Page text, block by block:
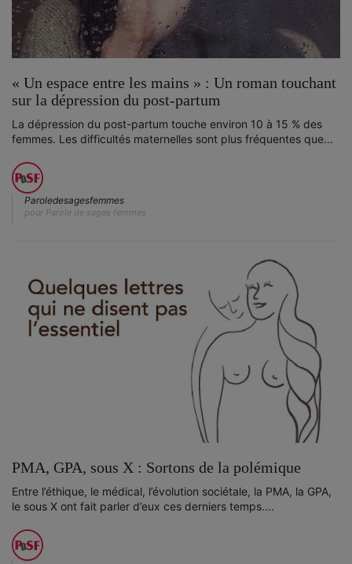
« Un espace entre les mains » : Un roman touchant
sur la dépression du post-partum
La dépression du post-partum touche environ 10 à 15 % des
femmes. Les difficultés maternelles sont plus fréquentes que...
Paroledesagesfemmes
pour Parole de sages femmes
PMA, GPA, sous X : Sortons de la polémique
Entre l’éthique, le médical, l’évolution sociétale, la PMA, la GPA,
le sous X ont fait parler d’eux ces derniers temps....